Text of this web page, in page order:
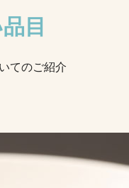
目
てのご紹介